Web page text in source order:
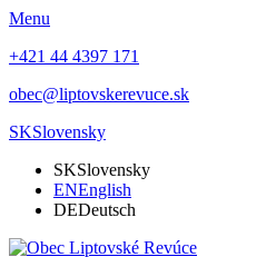
Menu
+421 44 4397 171
obec@liptovskerevuce.sk
SKSlovensky
SKSlovensky
ENEnglish
DEDeutsch